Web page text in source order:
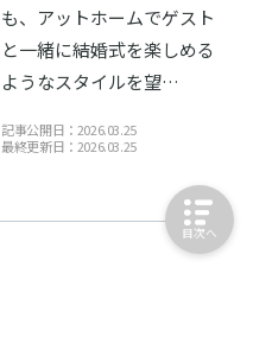
も、アットホームでゲスト
と一緒に結婚式を楽しめる
ようなスタイルを望…
記事公開日：2026.03.25
最終更新日：2026.03.25
目次へ